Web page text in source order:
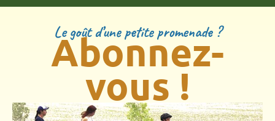
Le goût d’une petite promenade ?
Abonnez-
vous !